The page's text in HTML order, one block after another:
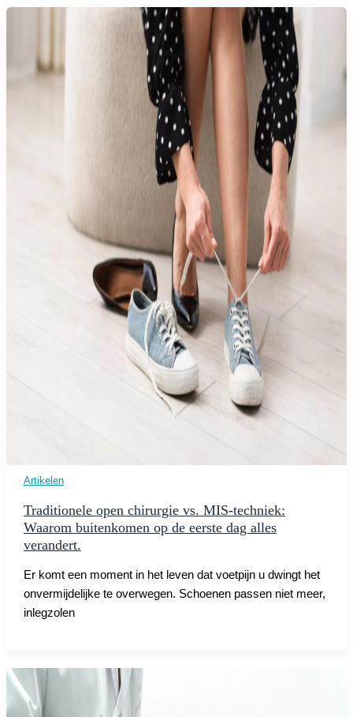
Artikelen
Traditionele open chirurgie vs. MIS-techniek:
Waarom buitenkomen op de eerste dag alles
verandert.
Er komt een moment in het leven dat voetpijn u dwingt het
onvermijdelijke te overwegen. Schoenen passen niet meer,
inlegzolen